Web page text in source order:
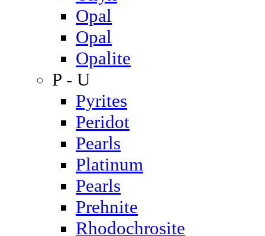
Opal
Opal
Opalite
P - U
Pyrites
Peridot
Pearls
Platinum
Pearls
Prehnite
Rhodochrosite